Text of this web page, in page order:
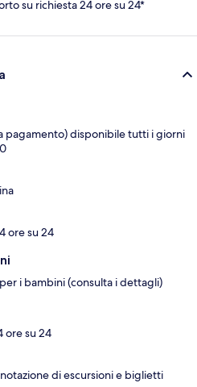
su richiesta 24 ore su 24*
pagamento) disponibile tutti i giorni
ore su 24
i bambini (consulta i dettagli)
ore su 24
di escursioni e biglietti